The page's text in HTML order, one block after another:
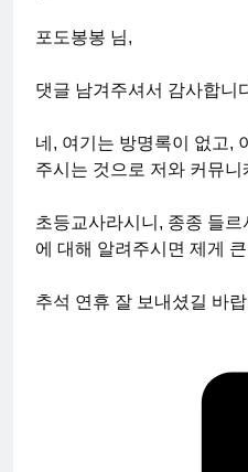
포도봉봉 님,
댓글 남겨주셔서 감사합니
네, 여기는 방명록이 없고,
주시는 것으로 저와 커뮤
초등교사라시니, 종종 들
에 대해 알려주시면 제게
추석 연휴 잘 보내셨길 바